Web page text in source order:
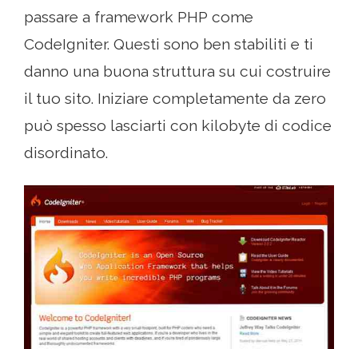
passare a framework PHP come
CodeIgniter. Questi sono ben stabiliti e ti
danno una buona struttura su cui costruire
il tuo sito. Iniziare completamente da zero
può spesso lasciarti con kilobyte di codice
disordinato.